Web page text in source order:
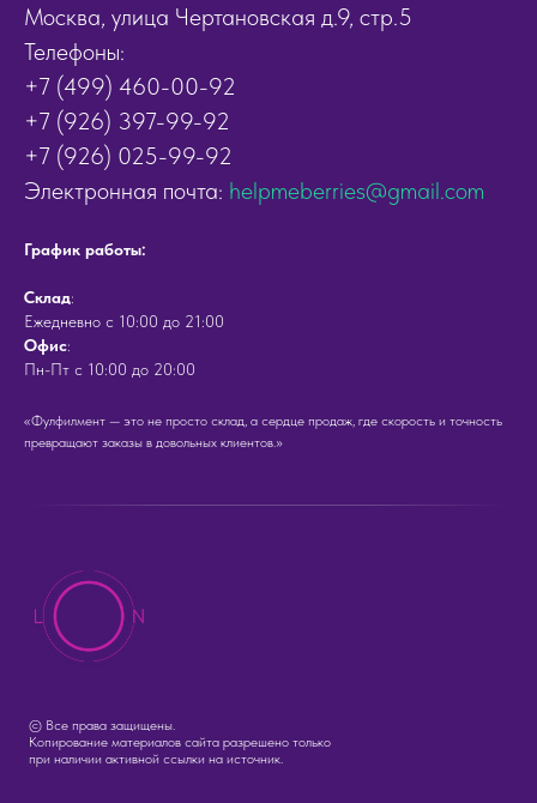
Москва, улица Чертановская д.9, стр.5
Телефоны:
+7 (499) 460-00-92
+7 (926) 397-99-92
+7 (926) 025-99-92
Электронная почта: helpmeberries@gmail.com
График работы:
Cклад:
Ежедневно с 10:00 до 21:00
Офис:
Пн-Пт с 10:00 до 20:00
«Фулфилмент — это не просто склад, а сердце продаж, где скорость и точность
превращают заказы в довольных клиентов.»
© Все права защищены.
Копирование материалов сайта разрешено только
при наличии активной ссылки на источник.